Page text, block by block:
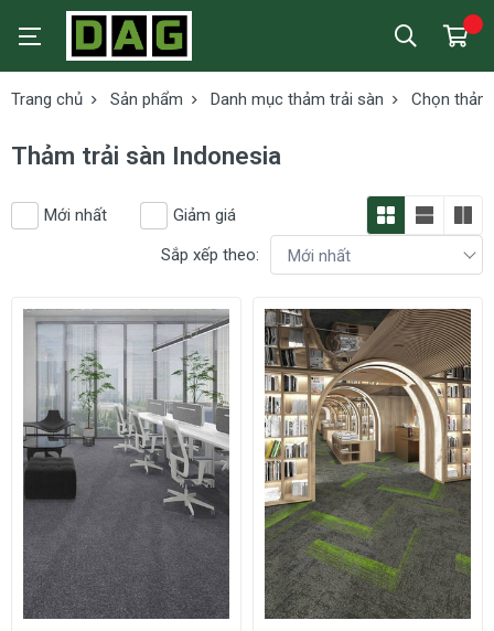
Trang chủ Sản phẩm Danh mục thảm trải sàn Chọn
Thảm trải sàn Indonesia
Mới nhất
Giảm giá
Sắp xếp theo: